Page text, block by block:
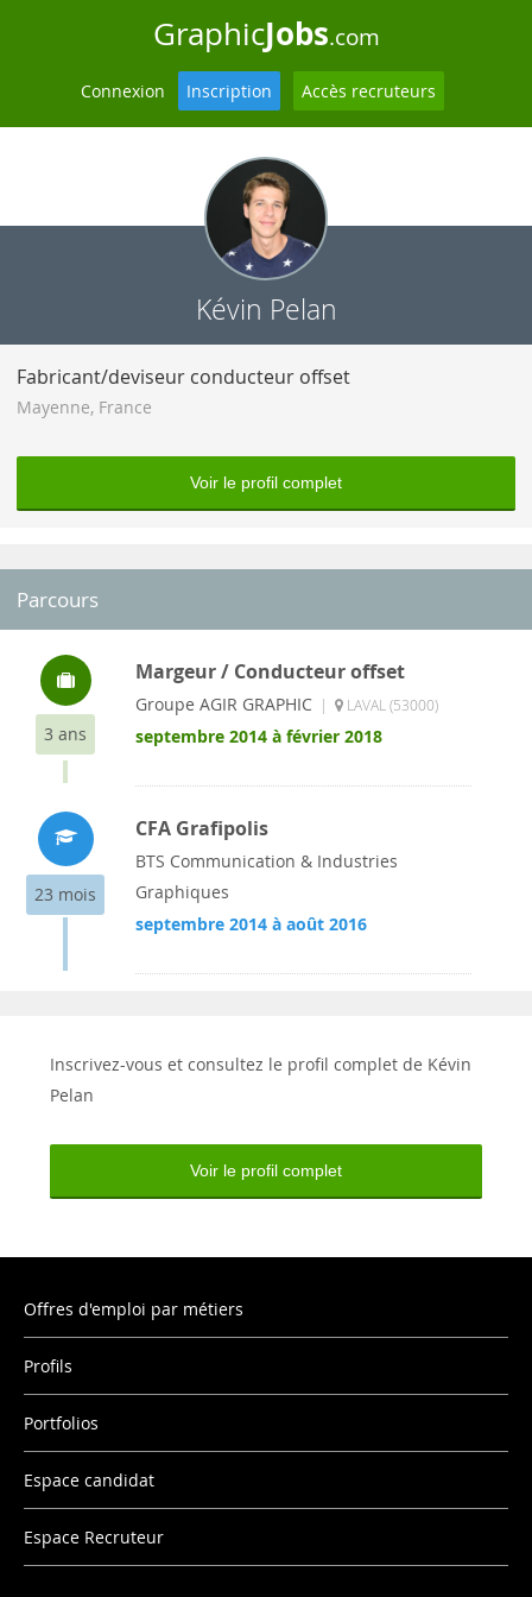
GraphicJobs.com
Connexion Inscription Accès recruteurs
Kévin Pelan
Fabricant/deviseur conducteur offset
Mayenne, France
Voir le profil complet
Parcours
3 ans
Margeur / Conducteur offset
Groupe AGIR GRAPHIC | LAVAL (53000)
septembre 2014 à février 2018
23 mois
CFA Grafipolis
BTS Communication & Industries
Graphiques
septembre 2014 à août 2016
Inscrivez-vous et consultez le profil complet de Kévin
Pelan
Voir le profil complet
Offres d'emploi par métiers
Profils
Portfolios
Espace candidat
Espace Recruteur